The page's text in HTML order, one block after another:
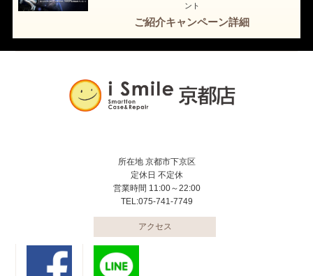
ント
ご紹介キャンペーン詳細
所在地 京都市下京区
定休日 不定休
営業時間 11:00～22:00
TEL:075-741-7749
アクセス